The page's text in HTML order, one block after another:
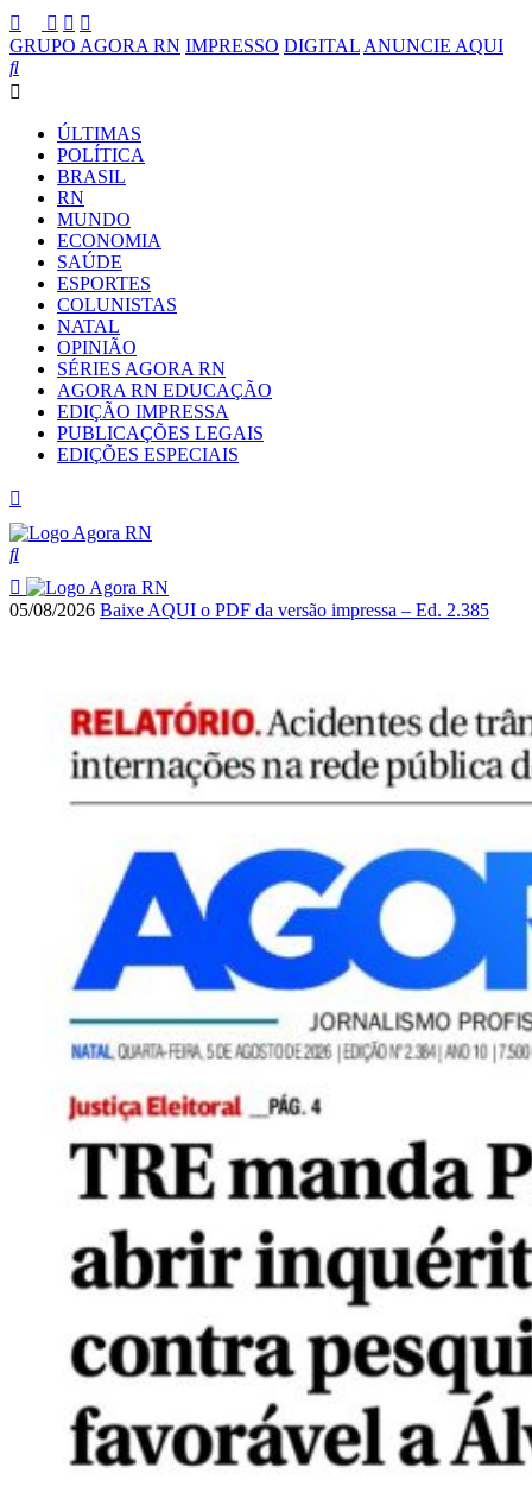
GRUPO AGORA RN IMPRESSO DIGITAL ANUNCIE AQUI
ÚLTIMAS
POLÍTICA
BRASIL
RN
MUNDO
ECONOMIA
SAÚDE
ESPORTES
COLUNISTAS
NATAL
OPINIÃO
SÉRIES AGORA RN
AGORA RN EDUCAÇÃO
EDIÇÃO IMPRESSA
PUBLICAÇÕES LEGAIS
EDIÇÕES ESPECIAIS
05/08/2026 Baixe AQUI o PDF da versão impressa – Ed. 2.385